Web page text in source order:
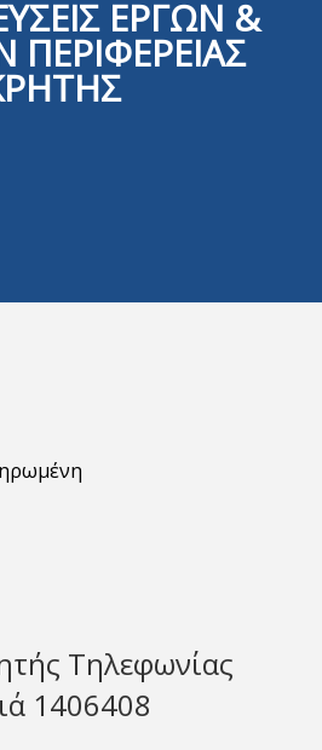
ΕΡΓΩΝ &
ΠΕΡΙΦΕΡΕΙΑΣ
Τηλεφωνίας
1406408